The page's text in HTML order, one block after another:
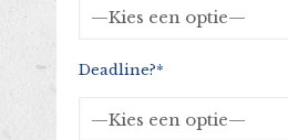
Deadline?*